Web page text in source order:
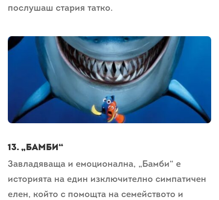
послушаш стария татко.
13. „Бамби“
Завладяваща и емоционална, „Бамби“ е
историята на един изключително симпатичен
елен, който с помощта на семейството и